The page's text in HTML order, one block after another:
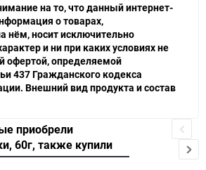
на то, что данный интернет-
о товарах,
нём, носит исключительно
и ни при каких условиях не
офертой, определяемой
437 Гражданского кодекса
Внешний вид продукта и состав
приобрели
60г, также купили